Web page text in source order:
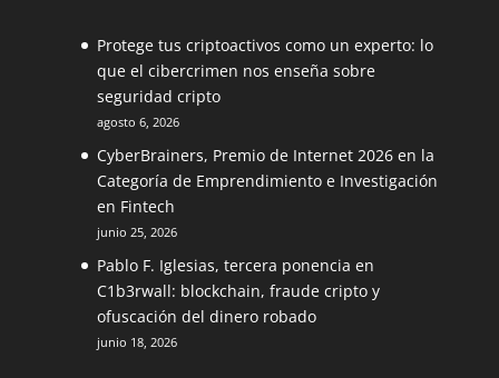
Protege tus criptoactivos como un experto: lo
que el cibercrimen nos enseña sobre
seguridad cripto
agosto 6, 2026
CyberBrainers, Premio de Internet 2026 en la
Categoría de Emprendimiento e Investigación
en Fintech
junio 25, 2026
Pablo F. Iglesias, tercera ponencia en
C1b3rwall: blockchain, fraude cripto y
ofuscación del dinero robado
junio 18, 2026